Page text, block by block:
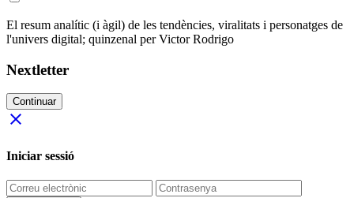
El resum analític (i àgil) de les tendències, viralitats i personatges de
l'univers digital; quinzenal per Victor Rodrigo
Nextletter
Continuar
close
Iniciar sessió